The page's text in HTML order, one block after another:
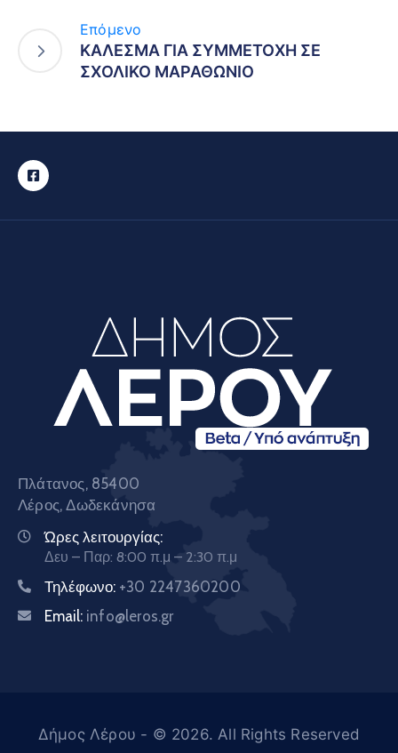
Επόμενο
ΚΑΛΕΣΜΑ ΓΙΑ ΣΥΜΜΕΤΟΧΗ ΣΕ
ΣΧΟΛΙΚΟ ΜΑΡΑΘΩΝΙΟ
Πλάτανος, 85400
Λέρος, Δωδεκάνησα
Ώρες λειτουργίας:
Δευ – Παρ: 8:00 π.μ – 2:30 π.μ
Τηλέφωνο: +30 2247360200
Email: info@leros.gr
Δήμος Λέρου - © 2026. All Rights Reserved